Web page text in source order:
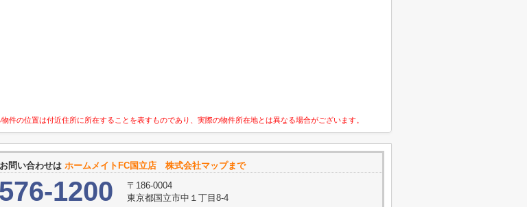
件の位置は付近住所に所在することを表すものであり、実際の物件所在地とは異なる場合がございます。
問い合わせは ホームメイトFC国立店 株式会社マップまで
1200
〒186-0004
東京都国立市中１丁目8-4